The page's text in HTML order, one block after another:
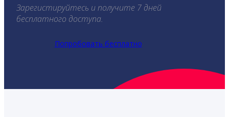
Зарегистируйтесь и получите 7 дней
бесплатного доступа.
Попробовать бесплатно